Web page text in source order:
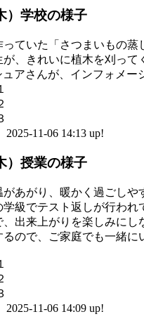
）学校の様子
っていた「さつまいもの
、きれいに植木を刈って
アさんが、インフォメー
2025-11-06 14:13 up!
）授業の様子
あがり、暖かく過ごしや
級でテスト返しが行わ
、出来上がりを楽しみにし
るので、ご家庭でも一緒に
2025-11-06 14:09 up!